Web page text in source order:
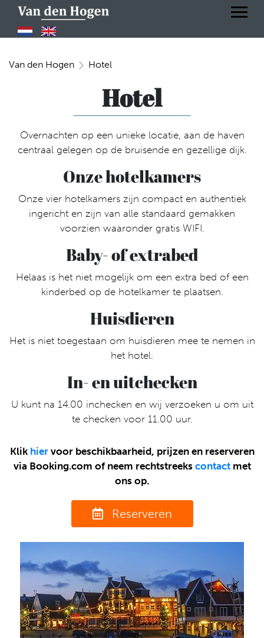
Van den Hogen Hotel
Hotel
Overnachten op een unieke locatie, aan de haven
centraal gelegen op de bruisende en gezellige dijk.
Onze hotelkamers
Onze vier hotelkamers zijn compact en authentiek
ingericht en zijn van alle standaard gemakken
voorzien waaronder gratis WIFI.
Baby- of extrabed
Helaas is het niet mogelijk om een extra bed of een
kinderbed op de hotelkamer te plaatsen.
Huisdieren
Het is niet toegestaan om huisdieren mee te nemen in
het hotel.
In- en uitchecken
U kunt na 14.00 inchecken en wij verzoeken u om uit
te checken voor 11.00 uur.
Klik hiervoor beschikbaarheid, prijzen en reserveren
via Booking.com of neem rechtstreeks contactmet
ons op.
Reserveren